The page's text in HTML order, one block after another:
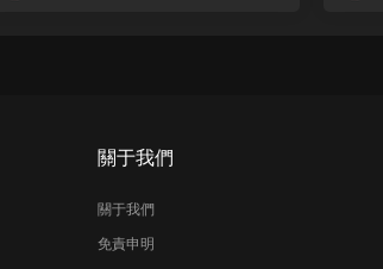
關于我們
關于我們
免責申明